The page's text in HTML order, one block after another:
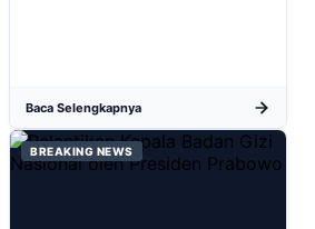
Baca Selengkapnya
BREAKING NEWS